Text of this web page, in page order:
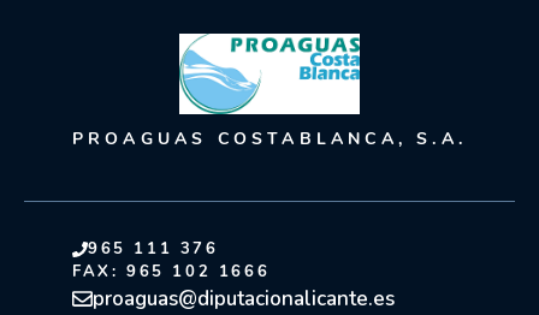
PROAGUAS COSTABLANCA, S.A.
965 111 376
FAX: 965 102 1666
proaguas@diputacionalicante.es